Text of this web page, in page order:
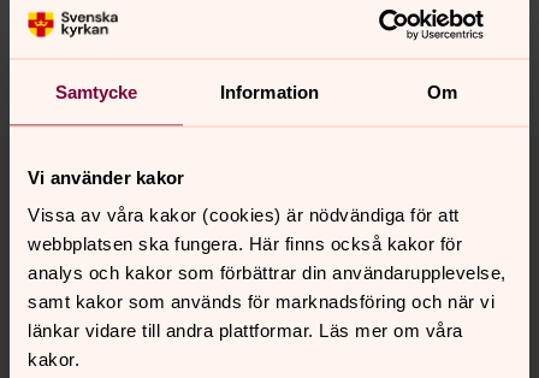
Samtycke Information Om
Vi använder kakor
Vissa av våra kakor (cookies) är nödvändiga för att
webbplatsen ska fungera. Här finns också kakor för
analys och kakor som förbättrar din användarupplevelse,
samt kakor som används för marknadsföring och när vi
länkar vidare till andra plattformar. Läs mer om våra
kakor.
backa.pastorat@svenskakyrkan.se
Kontakt
Kalender